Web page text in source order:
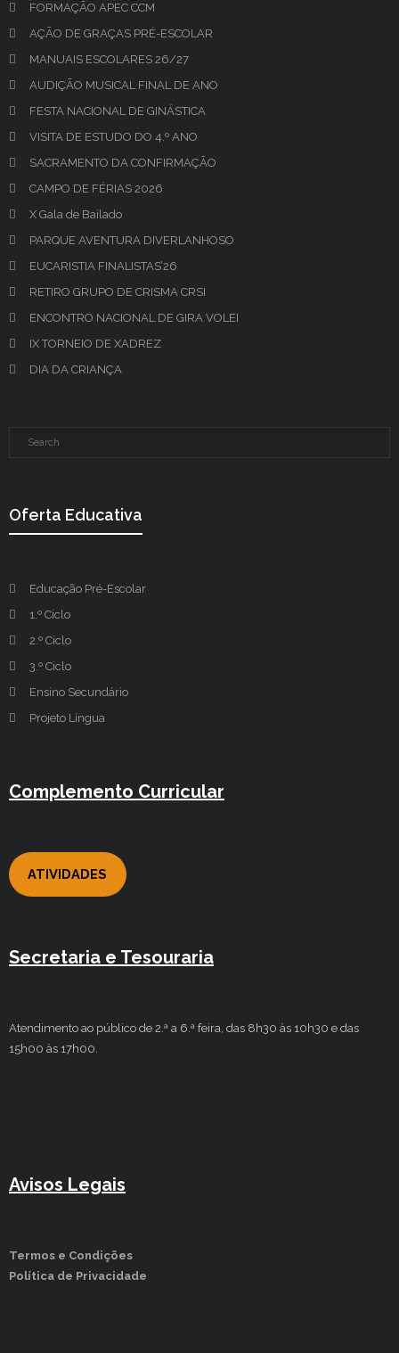
FORMAÇÃO APEC CCM
AÇÃO DE GRAÇAS PRÉ-ESCOLAR
MANUAIS ESCOLARES 26/27
AUDIÇÃO MUSICAL FINAL DE ANO
FESTA NACIONAL DE GINÁSTICA
VISITA DE ESTUDO DO 4.º ANO
SACRAMENTO DA CONFIRMAÇÃO
CAMPO DE FÉRIAS 2026
X Gala de Bailado
PARQUE AVENTURA DIVERLANHOSO
EUCARISTIA FINALISTAS’26
RETIRO GRUPO DE CRISMA CRSI
ENCONTRO NACIONAL DE GIRA VOLEI
IX TORNEIO DE XADREZ
DIA DA CRIANÇA
Oferta Educativa
Educação Pré-Escolar
1.º Ciclo
2.º Ciclo
3.º Ciclo
Ensino Secundário
Projeto Língua
Complemento Curricular
ATIVIDADES
Secretaria e Tesouraria
Atendimento ao público de 2.ª a 6.ª feira, das 8h30 às 10h30 e das
15h00 às 17h00.
Avisos Legais
Termos e Condições
Política de Privacidade